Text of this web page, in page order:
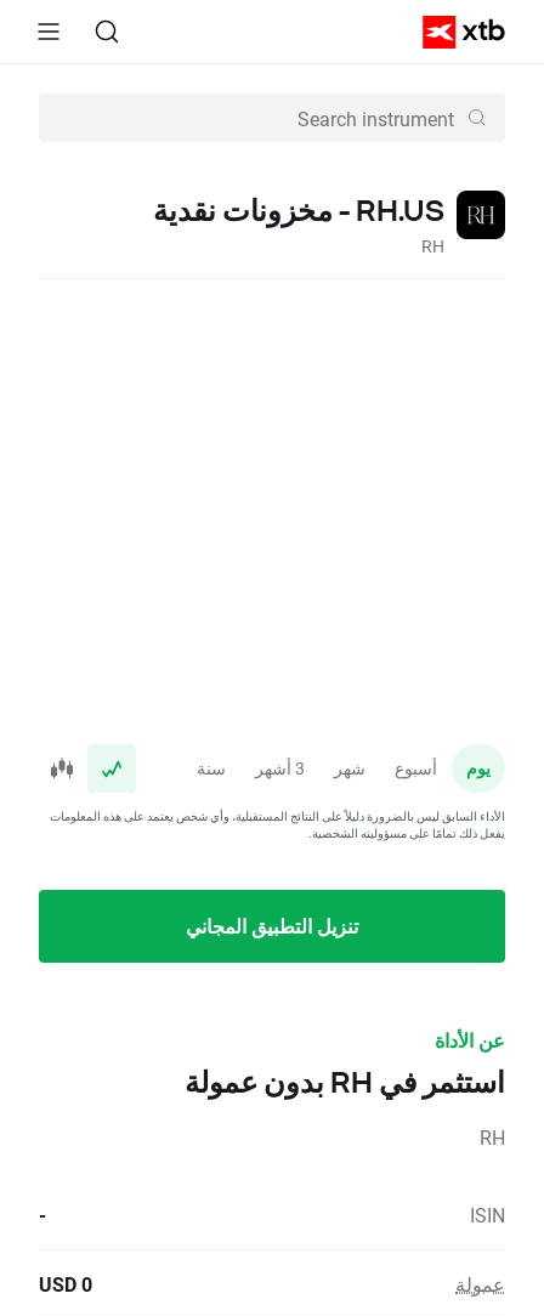
RH.US - مخزونات نقدية
RH
يوم أسبوع شهر 3 أشهر سنة
الأداء السابق ليس بالضرورة دليلاً على النتائج المستقبلية، وأي شخص يعتمد على هذه المعلومات
يفعل ذلك تمامًا على مسؤوليته الشخصية.
تنزيل التطبيق المجاني
عن الأداة
استثمر في RH بدون عمولة
RH
ISIN
-
عمولة 0 USD